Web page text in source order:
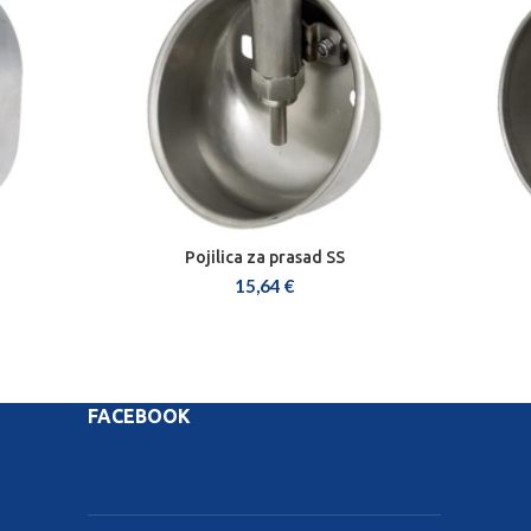
DODAJ U KOŠARICU
Pojilica za prasad SS
15,64 €
FACEBOOK